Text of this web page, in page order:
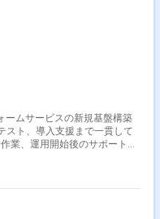
スト、導入支援まで一貫して
業、運用開始後のサポートも
ラエンジニア